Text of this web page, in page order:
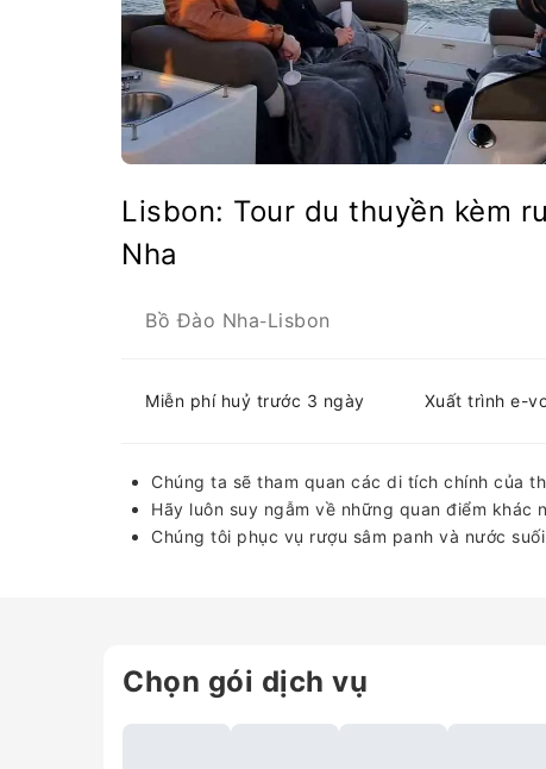
Lisbon: Tour du thuyền kèm
Nha
Bồ Đào Nha-Lisbon
Miễn phí huỷ trước 3 ngày Xuất trình e-
Chúng ta sẽ tham quan các di tích chính của
Hãy luôn suy ngẫm về những quan điểm khác
Chúng tôi phục vụ rượu sâm panh và nước
Chọn gói dịch vụ